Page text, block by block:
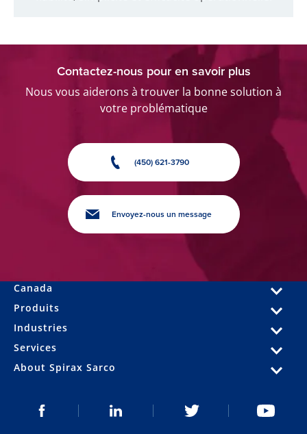
Contactez-nous pour en savoir plus
Nous vous aiderons à trouver la bonne solution à
votre problématique
(450) 621-3790
Envoyez-nous un message
Canada
Produits
Industries
Services
About Spirax Sarco